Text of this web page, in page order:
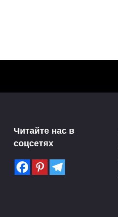
Читайте нас в
соцсетях